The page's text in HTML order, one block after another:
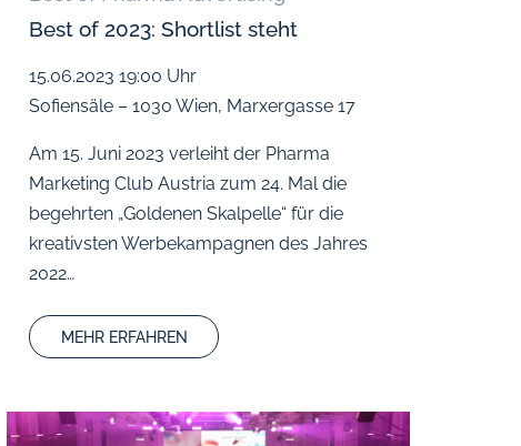
Best of 2023: Shortlist steht
15.06.2023 19:00 Uhr
Sofiensäle – 1030 Wien, Marxergasse 17
Am 15. Juni 2023 verleiht der Pharma
Marketing Club Austria zum 24. Mal die
begehrten „Goldenen Skalpelle“ für die
kreativsten Werbekampagnen des Jahres
2022…
MEHR ERFAHREN